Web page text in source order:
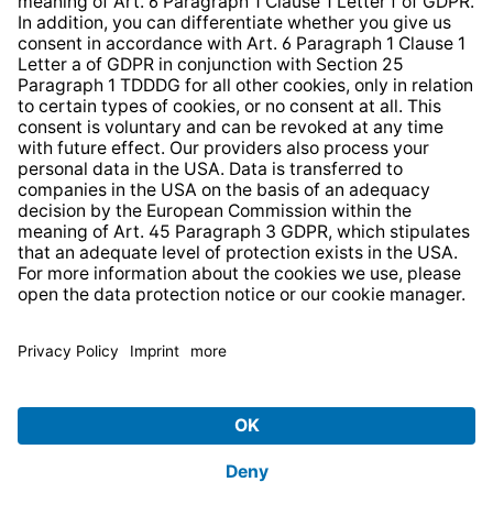
delivery charges, if not stated otherwise.
© 2026 TechniSat Digital GmbH
TechniSat is a company of the